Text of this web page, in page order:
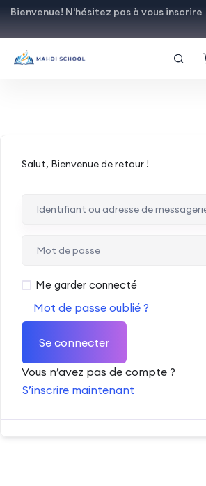
Bienvenue! N'hésitez pas à vous inscrire
Salut, Bienvenue de retour !
Me garder connecté
Mot de passe oublié ?
Se connecter
Vous n’avez pas de compte ?
S’inscrire maintenant